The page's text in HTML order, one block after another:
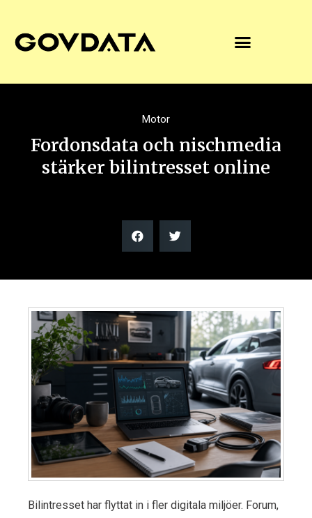
Motor
Fordonsdata och nischmedia
stärker bilintresset online
Bilintresset har flyttat in i fler digitala miljöer. Forum,